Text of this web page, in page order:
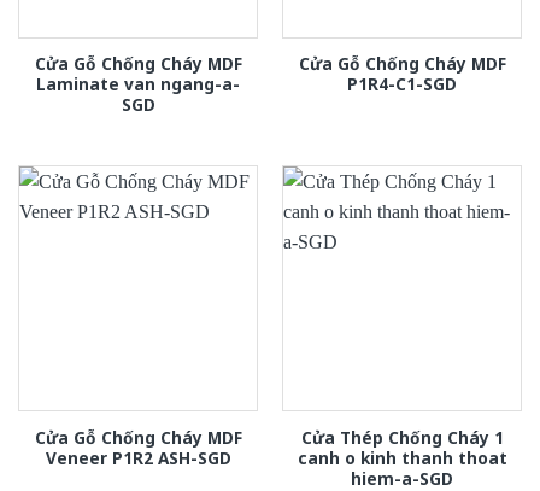
Cửa Gỗ Chống Cháy MDF
Laminate van ngang-a-
SGD
Cửa Gỗ Chống Cháy MDF
P1R4-C1-SGD
Cửa Gỗ Chống Cháy MDF
Veneer P1R2 ASH-SGD
Cửa Thép Chống Cháy 1
canh o kinh thanh thoat
hiem-a-SGD